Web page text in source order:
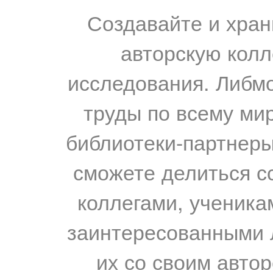
Создавайте и
авторскую
исследования.
труды по всему
библиотеки-
сможете делиться
коллегами,
их со своим